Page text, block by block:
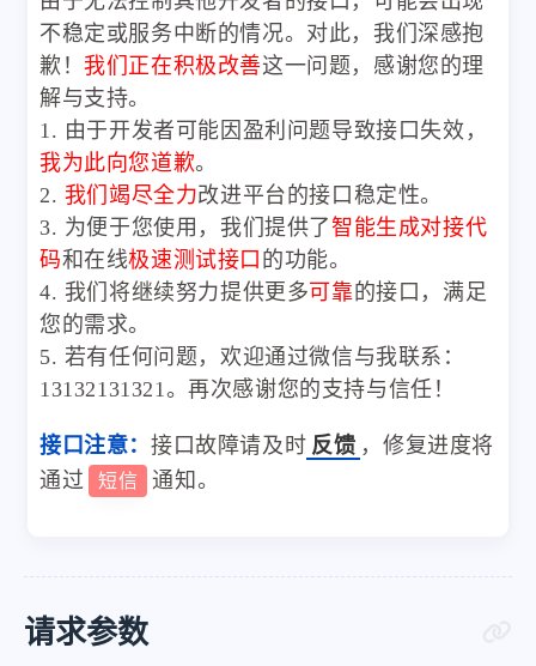
不稳定或服务中断的情况。对此，我们深感抱
歉！ 我们正在积极改善这一问题，感谢您的理
解与支持。
1. 由于开发者可能因盈利问题导致接口失效，
我为此向您道歉。
2. 我们竭尽全力改进平台的接口稳定性。
3. 为便于您使用，我们提供了智能生成对接代
码和在线极速测试接口 的功能。
4. 我们将继续努力提供更多可靠的接口，满足
您的需求。
5. 若有任何问题，欢迎通过微信与我联系：
13132131321。再次感谢您的支持与信任！
接口注意： 接口故障请及时 反馈 ，修复进度将
通过
短信 通知。
请求参数